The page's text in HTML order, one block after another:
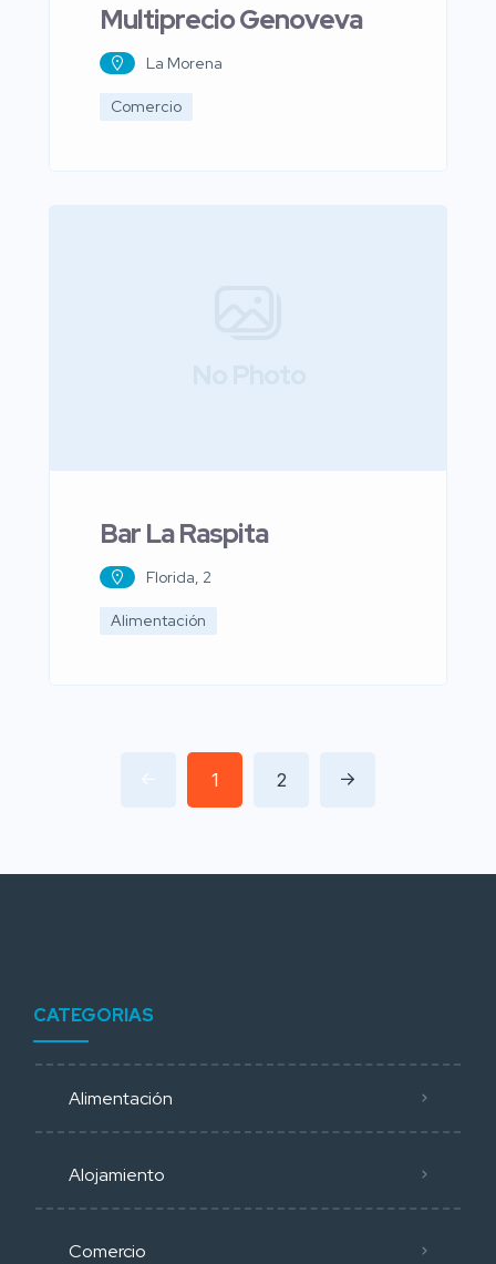
Multiprecio Genoveva
La Morena
Comercio
Bar La Raspita
Florida, 2
Alimentación
1 2
CATEGORIAS
Alimentación
Alojamiento
Comercio